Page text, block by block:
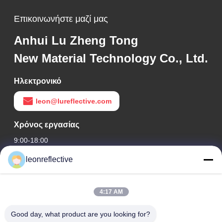
Επικοινωνήστε μαζί μας
Anhui Lu Zheng Tong
New Material Technology Co., Ltd.
Ηλεκτρονικό
leon@lureflective.com
Χρόνος εργασίας
9:00-18:00
Η διεύθυνσή μας
2ος όροφος, κτίριο D2, Πάρκο Επιστήμης και Τεχνολογίας
leonreflective
4:17 AM
Good day, what product are you looking for?